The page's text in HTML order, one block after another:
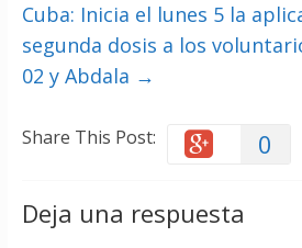
Cuba: Inicia el lunes 5 la
segunda dosis a los
02 y Abdala →
Share This Post: 0
Deja una respuesta